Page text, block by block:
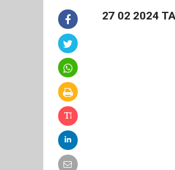
27 02 2024